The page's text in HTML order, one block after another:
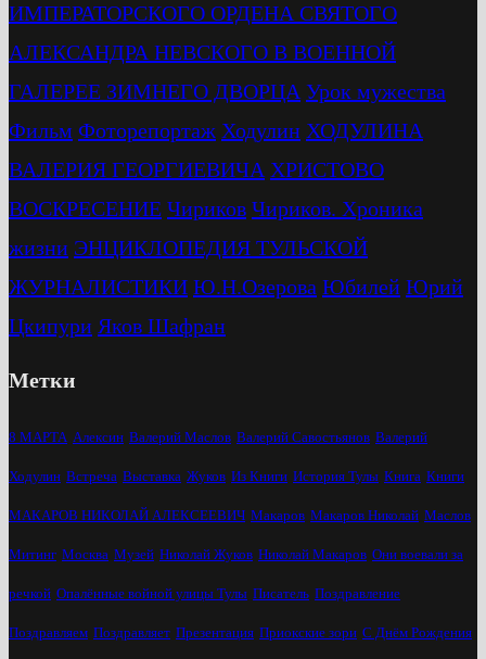
ИМПЕРАТОРСКОГО ОРДЕНА СВЯТОГО
АЛЕКСАНДРА НЕВСКОГО В ВОЕННОЙ
ГАЛЕРЕЕ ЗИМНЕГО ДВОРЦА Урок мужества
Фильм Фоторепортаж Ходулин ХОДУЛИНА
ВАЛЕРИЯ ГЕОРГИЕВИЧА ХРИСТОВО
ВОСКРЕСЕНИЕ Чириков Чириков. Хроника
жизни ЭНЦИКЛОПЕДИЯ ТУЛЬСКОЙ
ЖУРНАЛИСТИКИ Ю.Н.Озерова Юбилей Юрий
Цкипури Яков Шафран
Метки
8 МАРТА Алексин Валерий Маслов Валерий Савостьянов Валерий
Ходулин Встреча Выставка Жуков Из Книги История Тулы Книга Книги
МАКАРОВ НИКОЛАЙ АЛЕКСЕЕВИЧ Макаров Макаров Николай Маслов
Митинг Москва Музей Николай Жуков Николай Макаров Они воевали за
речкой Опалённые войной улицы Тулы Писатель Поздравление
Поздравляем Поздравляет Презентация Приокские зори С Днём Рождения